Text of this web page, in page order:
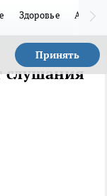
Здоровье Авто
Принять
слушания